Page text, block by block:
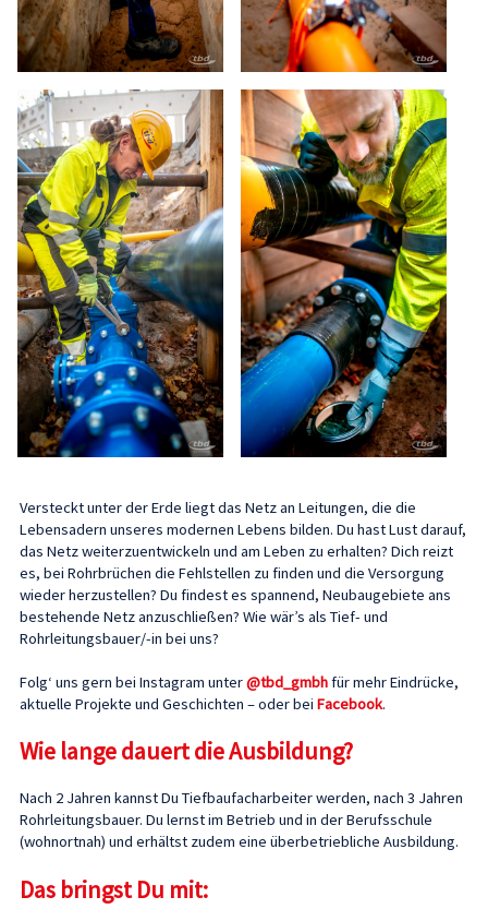
Versteckt unter der Erde liegt das Netz an Leitungen, die die
Lebensadern unseres modernen Lebens bilden. Du hast Lust darauf,
das Netz weiterzuentwickeln und am Leben zu erhalten? Dich reizt
es, bei Rohrbrüchen die Fehlstellen zu finden und die Versorgung
wieder herzustellen? Du findest es spannend, Neubaugebiete ans
bestehende Netz anzuschließen? Wie wär’s als Tief- und
Rohrleitungsbauer/-in bei uns?
Folg‘ uns gern bei Instagram unter@tbd_gmbhfür mehr Eindrücke,
aktuelle Projekte und Geschichten – oder bei Facebook.
Wie lange dauert die Ausbildung?
Nach 2 Jahren kannst Du Tiefbaufacharbeiter werden, nach 3 Jahren
Rohrleitungsbauer. Du lernst im Betrieb und in der Berufsschule
(wohnortnah) und erhältst zudem eine überbetriebliche Ausbildung.
Das bringst Du mit: